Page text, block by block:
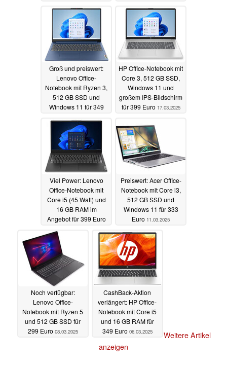
Groß und preiswert:
Lenovo Office-
Notebook mit Ryzen 3,
512 GB SSD und
Windows 11 für 349
HP Office-Notebook mit
Core 3, 512 GB SSD,
Windows 11 und
großem IPS-Bildschirm
für 399 Euro 17.03.2025
Viel Power: Lenovo
Office-Notebook mit
Core i5 (45 Watt) und
16 GB RAM im
Angebot für 399 Euro
Preiswert: Acer Office-
Notebook mit Core i3,
512 GB SSD und
Windows 11 für 333
Euro 11.03.2025
Noch verfügbar:
Lenovo Office-
Notebook mit Ryzen 5
und 512 GB SSD für
299 Euro 08.03.2025
CashBack-Aktion
verlängert: HP Office-
Notebook mit Core i5
und 16 GB RAM für
349 Euro 06.03.2025
Weitere Artikel
anzeigen